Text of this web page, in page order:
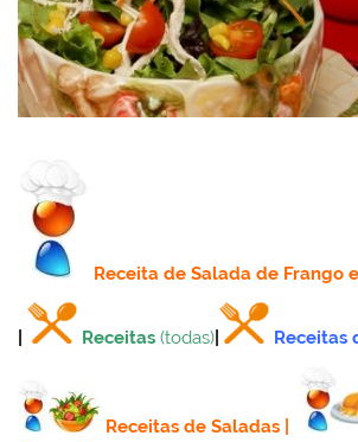
Receitade Salada de Frango
Receitas (todas) Receitas
Receitas de Saladas